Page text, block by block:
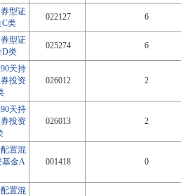
型证
C类
022127 6
型证
D类
025274 6
天持
投资
026012 2
天持
投资
026013 2
置混
基金A
001418 0
置混